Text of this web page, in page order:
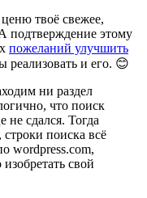
твоё свежее,
подтверждение этому
пожеланий улучшить
реализовать и его. 😊
ни раздел
что поиск
не сдался. Тогда
строки поиска всё
wordpress.com,
свой